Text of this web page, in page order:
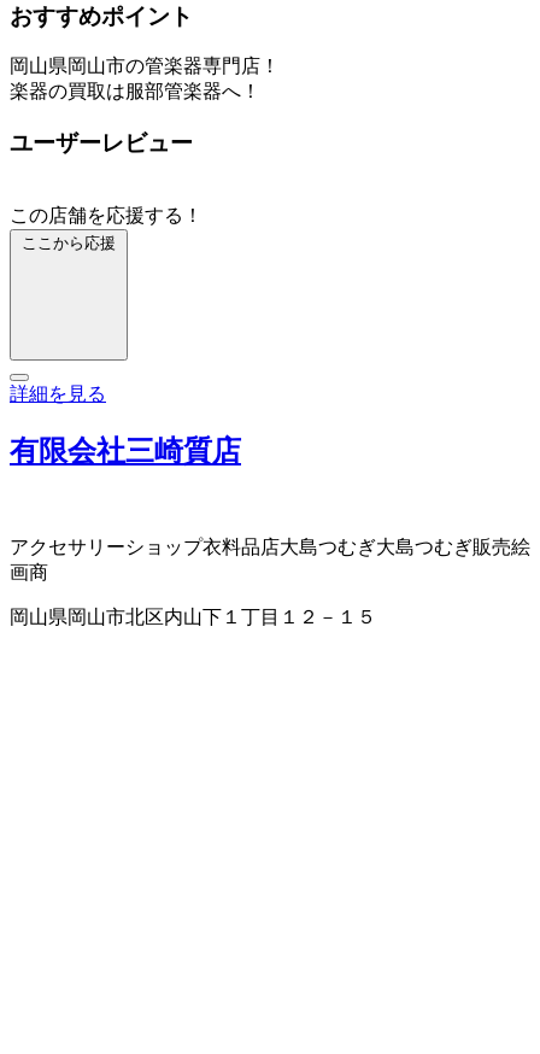
おすすめポイント
岡山県岡山市の管楽器専門店！
楽器の買取は服部管楽器へ！
ユーザーレビュー
この店舗を応援する！
ここから応援
詳細を見る
有限会社三崎質店
アクセサリーショップ衣料品店大島つむぎ大島つむぎ販売絵
画商
岡山県岡山市北区内山下１丁目１２－１５